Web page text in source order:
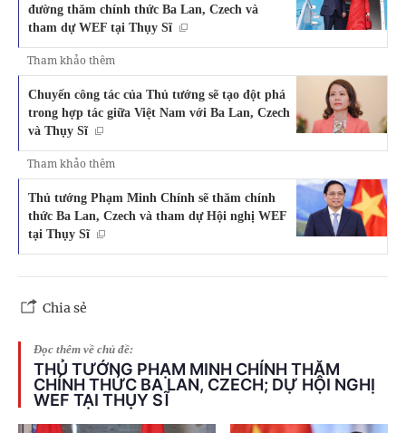
đường thăm chính thức Ba Lan, Czech và
tham dự WEF tại Thụy Sĩ
Tham khảo thêm
Chuyến công tác của Thủ tướng sẽ tạo đột phá
trong hợp tác giữa Việt Nam với Ba Lan, Czech
và Thụy Sĩ
Tham khảo thêm
Thủ tướng Phạm Minh Chính sẽ thăm chính
thức Ba Lan, Czech và tham dự Hội nghị WEF
tại Thụy Sĩ
Chia sẻ
Đọc thêm về chủ đề:
THỦ TƯỚNG PHẠM MINH CHÍNH THĂM
CHÍNH THỨC BA LAN, CZECH; DỰ HỘI NGHỊ
WEF TẠI THỤY SĨ